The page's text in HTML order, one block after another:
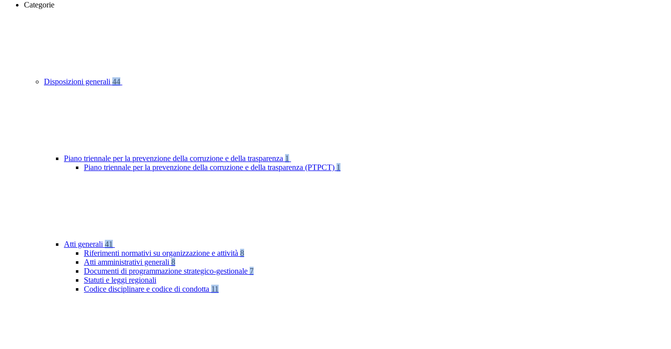
Categorie
Disposizioni generali 44
Piano triennale per la prevenzione della corruzione e della trasparenza 1
Piano triennale per la prevenzione della corruzione e della trasparenza (PTPCT) 1
Atti generali 41
Riferimenti normativi su organizzazione e attività 8
Atti amministrativi generali 8
Documenti di programmazione strategico-gestionale 7
Statuti e leggi regionali
Codice disciplinare e codice di condotta 11